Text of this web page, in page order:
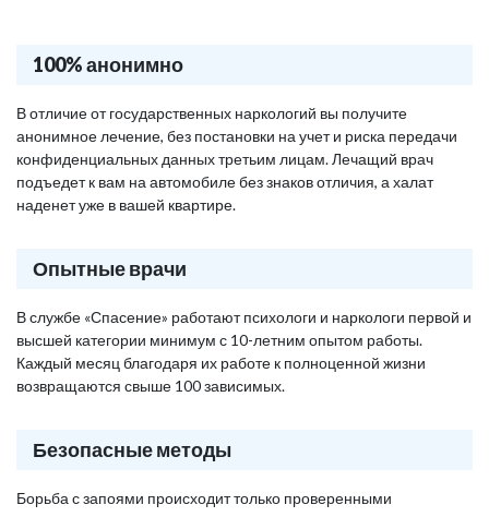
100% анонимно
В отличие от государственных наркологий вы получите
анонимное лечение, без постановки на учет и риска передачи
конфиденциальных данных третьим лицам. Лечащий врач
подъедет к вам на автомобиле без знаков отличия, а халат
наденет уже в вашей квартире.
Опытные врачи
В службе «Спасение» работают психологи и наркологи первой и
высшей категории минимум с 10-летним опытом работы.
Каждый месяц благодаря их работе к полноценной жизни
возвращаются свыше 100 зависимых.
Безопасные методы
Борьба с запоями происходит только проверенными